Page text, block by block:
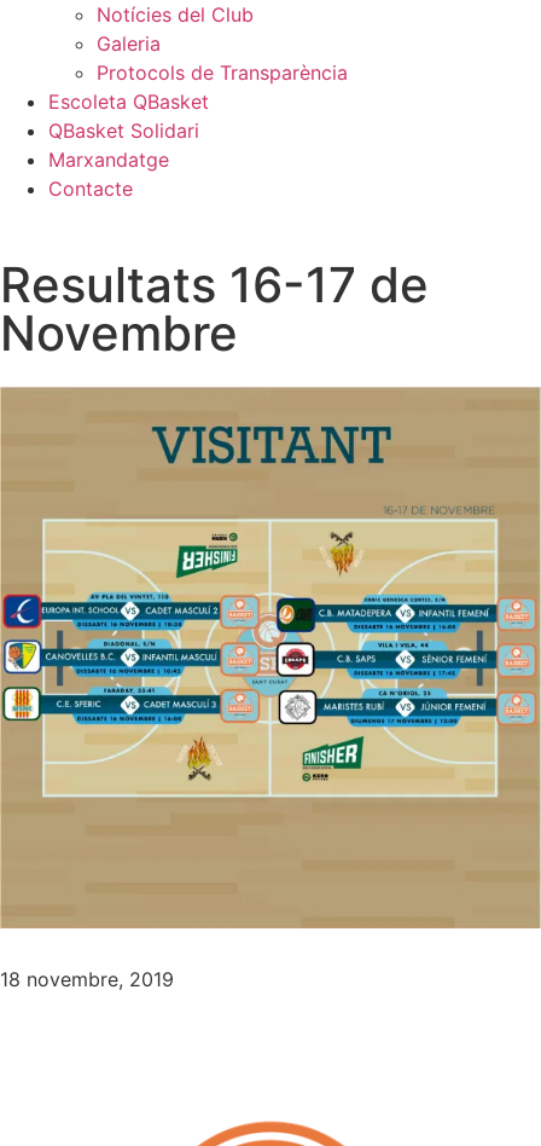
Notícies del Club
Galeria
Protocols de Transparència
Escoleta QBasket
QBasket Solidari
Marxandatge
Contacte
Resultats 16-17 de
Novembre
18 novembre, 2019